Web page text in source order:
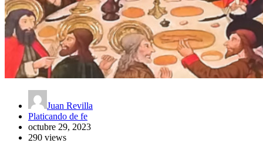
Juan Revilla
Platicando de fe
octubre 29, 2023
290 views